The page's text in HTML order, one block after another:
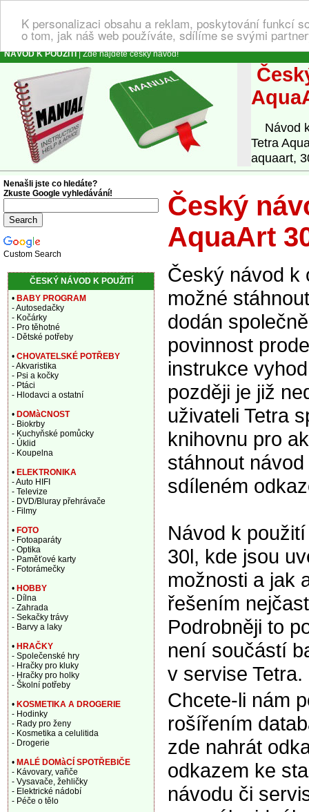
K personalizaci obsahu a reklam, poskytování funkcí
o tom, jak náš web používáte, sdílíme se svými
NÁVOD K POUŽITÍ| Zde najdete český návod!
Návod k
Tetra
aquaart,
Český
AquaArt
Český návod k
možné
dodán
povinnost
instrukce
později je již
uživateli Tetra
knihovnu pro
stáhnout
sdíleném
Návod k
30l, kde jsou
možnosti a jak
řešením
Podrobněji to
není součástí
v servise Tetra.
Chcete-li nám
rošířením
zde nahrát
odkazem ke
návodu či
Nenašli jste co hledáte?
Zkuste Google vyhledávání!
Custom Search
ČESKÝ NÁVOD K POUŽITÍ
• BABY PROGRAM
- Autosedačky
- Kočárky
- Pro těhotné
- Dětské potřeby
• CHOVATELSKÉ POTŘEBY
- Akvaristika
- Psi a kočky
- Ptáci
- Hlodavci a ostatní
• DOMàCNOST
- Biokrby
- Kuchyňské pomůcky
- Úklid
- Koupelna
• ELEKTRONIKA
- Auto HIFI
- Televize
- DVD/Bluray přehrávače
- Filmy
• FOTO
- Fotoaparáty
- Optika
- Paměťové karty
- Fotorámečky
• HOBBY
- Dílna
- Zahrada
- Sekačky trávy
- Barvy a laky
• HRAČKY
- Společenské hry
- Hračky pro kluky
- Hračky pro holky
- Školní potřeby
• KOSMETIKA A DROGERIE
- Hodinky
- Rady pro ženy
- Kosmetika a celulitida
- Drogerie
• MALÉ DOMàCÍ SPOTŘEBIČE
- Kávovary, vařiče
- Vysavače, žehličky
- Elektrické nádobí
- Péče o tělo